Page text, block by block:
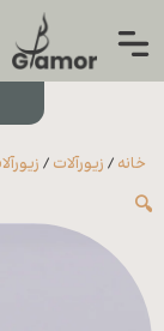
جستجو...
مجله
تماس
با ما
خانه / زیورآلات /
🔍